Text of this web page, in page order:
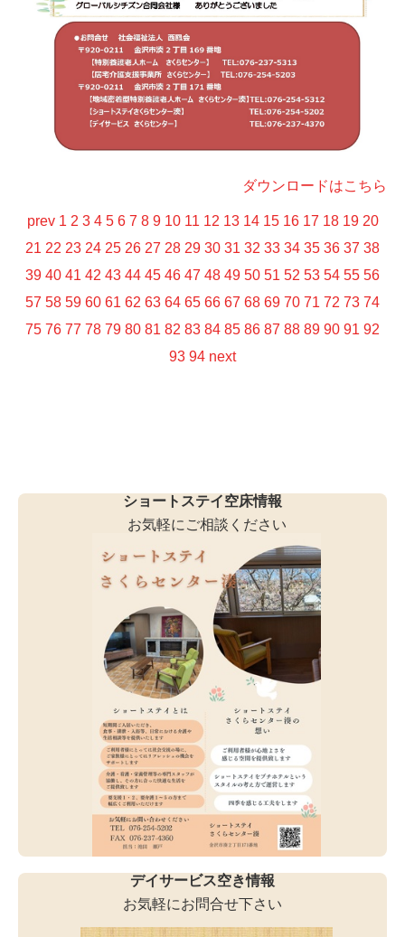
ダウンロードはこちら
prev 1 2 3 4 5 6 7 8 9 10 11 12 13 14 15 16 17 18 19 20
21 22 23 24 25 26 27 28 29 30 31 32 33 34 35 36 37 38
39 40 41 42 43 44 45 46 47 48 49 50 51 52 53 54 55 56
57 58 59 60 61 62 63 64 65 66 67 68 69 70 71 72 73 74
75 76 77 78 79 80 81 82 83 84 85 86 87 88 89 90 91 92
93 94 next
ショートステイ空床情報
お気軽にご相談ください
デイサービス空き情報
お気軽にお問合せ下さい